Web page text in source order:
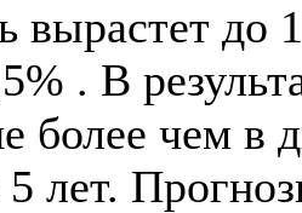
вырастет до
. В
более чем в
5 лет.